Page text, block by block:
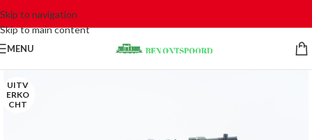
Skip to navigation
Skip to main content
MENU
UITV
ERKO
CHT